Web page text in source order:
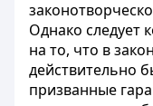
Однако следует
на то, что в
действительно
призванные